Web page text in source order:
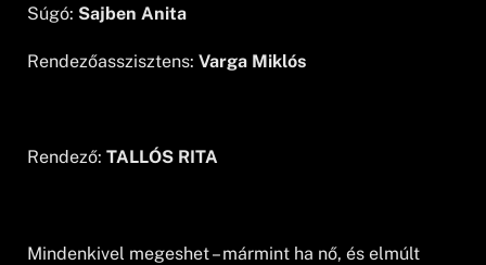
Súgó: Sajben Anita
Rendezőasszisztens:Varga Miklós
Rendező:TALLÓS RITA
Mindenkivel megeshet – mármint ha nő, és elmúlt